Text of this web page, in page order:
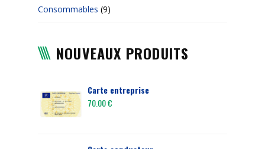
Consommables (9)
NOUVEAUX PRODUITS
Carte entreprise
70.00€